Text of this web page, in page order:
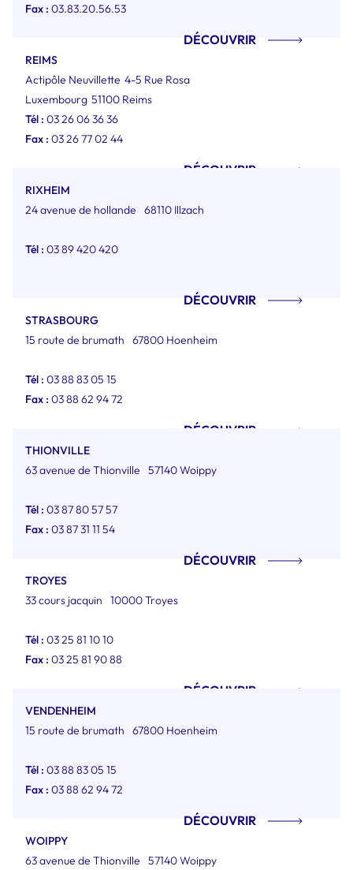
Fax : 03.83.20.56.53
DÉCOUVRIR
REIMS
Actipôle Neuvillette 4-5 Rue Rosa
Luxembourg 51100 Reims
Tél : 03 26 06 36 36
Fax : 03 26 77 02 44
DÉCOUVRIR
RIXHEIM
24 avenue de hollande
68110 Illzach
Tél : 03 89 420 420
DÉCOUVRIR
STRASBOURG
15 route de brumath
67800 Hoenheim
Tél : 03 88 83 05 15
Fax : 03 88 62 94 72
DÉCOUVRIR
THIONVILLE
63 avenue de Thionville
57140 Woippy
Tél : 03 87 80 57 57
Fax : 03 87 31 11 54
DÉCOUVRIR
TROYES
33 cours jacquin
10000 Troyes
Tél : 03 25 81 10 10
Fax : 03 25 81 90 88
DÉCOUVRIR
VENDENHEIM
15 route de brumath
67800 Hoenheim
Tél : 03 88 83 05 15
Fax : 03 88 62 94 72
DÉCOUVRIR
WOIPPY
63 avenue de Thionville
57140 Woippy